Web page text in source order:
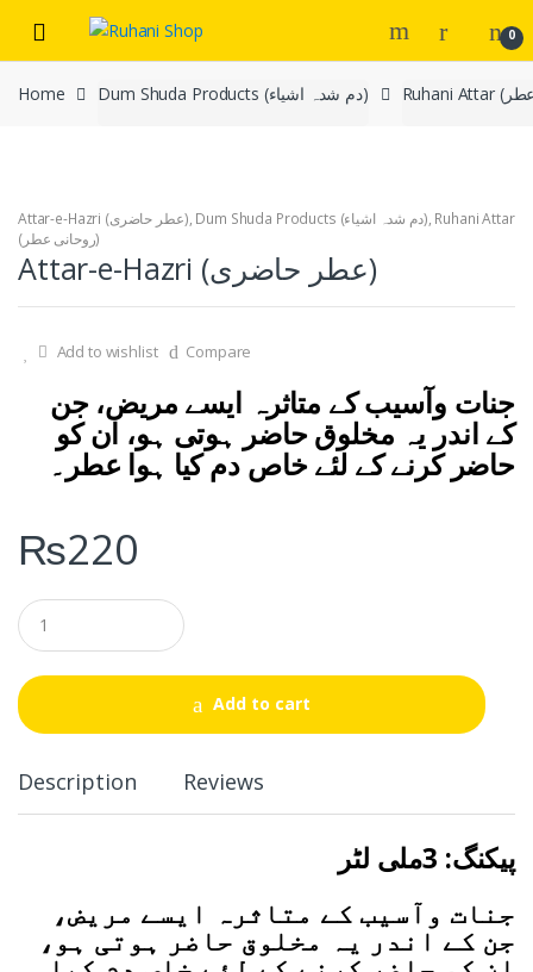
navigation
content
0
Home Dum Shuda Products (دم شدہ اشیاء)
Attar-e-Hazri (عطر حاضری), Dum Shuda Products (دم شدہ اشیاء), Ruhani Attar
(روحانی عطر)
Attar-e-Hazri (عطر حاضری)
Add to wishlist Compare
جنات وآسیب کے متاثرہ ایسے مریض، جن
کے اندر یہ مخلوق حاضر ہوتی ہو، ان کو
حاضر کرنے کے لئے خاص دم کیا ہوا عطر۔
₨220
Q
u
a
t
i
Add to cart
Description Reviews
پیکنگ: 3ملی لٹر
جنات وآسیب کے متاثرہ ایسے مریض،
جن کے اندر یہ مخلوق حاضر ہوتی ہو،